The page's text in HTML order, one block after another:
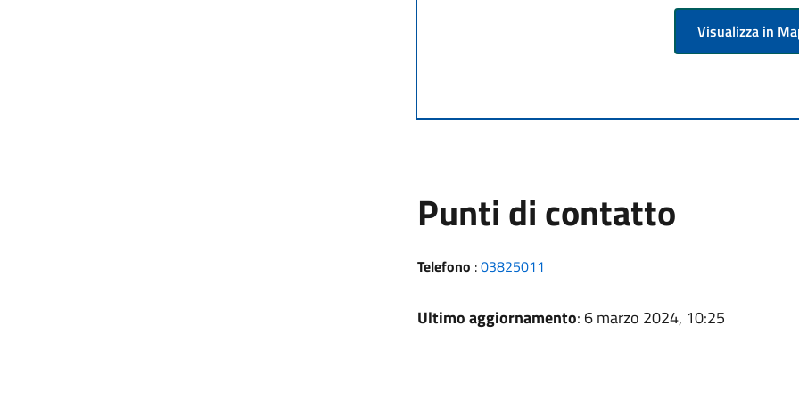
Visualizza in
Punti di contatto
Telefono :03825011
Ultimo aggiornamento: 6 marzo 2024, 10:25